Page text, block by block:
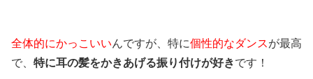
全体的にかっこいいんですが、特に個性的なダンスが最高
で、 特に耳の髪をかきあげる振り付けが好きです！